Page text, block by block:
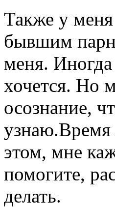
Также у
бывшим
меня.
хочется. Но
осознание,
узнаю.Время
этом, мне
помогите,
делать.